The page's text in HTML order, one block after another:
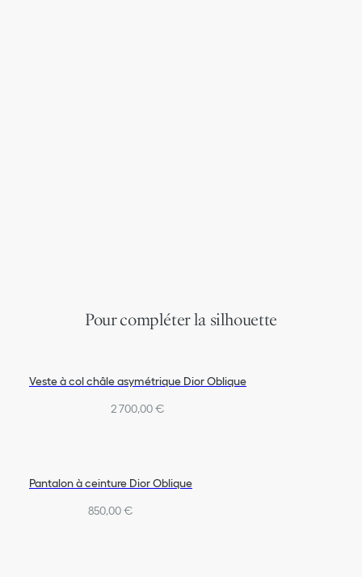
Pour compléter la silhouette
Veste à col châle asymétrique Dior Oblique
2 700,00 €
Pantalon à ceinture Dior Oblique
850,00 €